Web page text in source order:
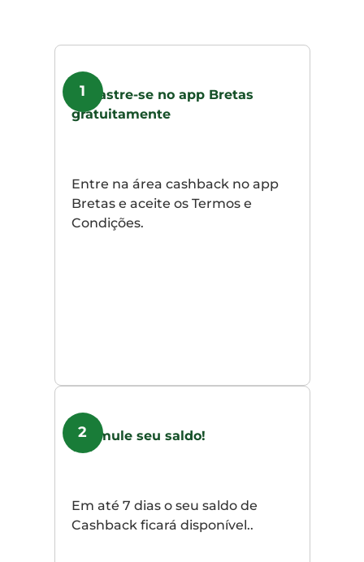
1
Cadastre-se no app Bretas
gratuitamente
Entre na área cashback no app
Bretas e aceite os Termos e
Condições.
2
Acumule seu saldo!
Em até 7 dias o seu saldo de
Cashback ficará disponível..